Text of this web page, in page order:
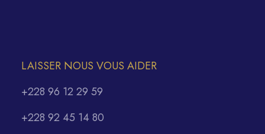
LAISSER NOUS VOUS AIDER
+228 96 12 29 59
+228 92 45 14 80